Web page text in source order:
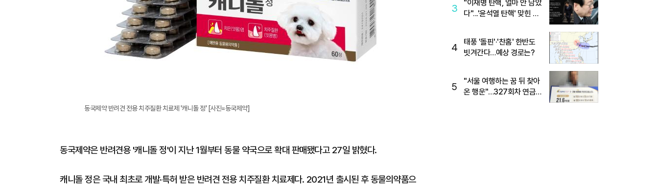
동국제약 반려견 전용 치주질환 치료제 '캐니돌 정' [사진=동국제약]
동국제약은 반려견용 '캐니돌 정'이 지난 1월부터 동물 약국으로 확대 판매됐다고 27일 밝혔다.
캐니돌 정은 국내 최초로 개발·특허 받은 반려견 전용 치주질환 치료제다. 2021년 출시된 후 동물의약품으
3
"이재명 탄핵, 얼마 안 남았
다"...'윤석열 탄핵' 맞힌 무
4
태풍 '돌핀'·'찬홈' 한반도
빗겨간다…예상 경로는?
5
"서울 여행하는 꿈 뒤 찾아
온 행운"…327회차 연금